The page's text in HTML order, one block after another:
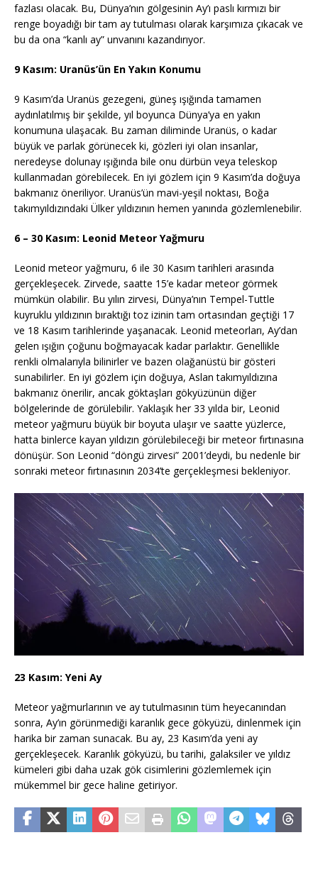
fazlası olacak. Bu, Dünya’nın gölgesinin Ay’ı paslı kırmızı bir
renge boyadığı bir tam ay tutulması olarak karşımıza çıkacak ve
bu da ona “kanlı ay” unvanını kazandırıyor.
9 Kasım: Uranüs’ün En Yakın Konumu
9 Kasım’da Uranüs gezegeni, güneş ışığında tamamen
aydınlatılmış bir şekilde, yıl boyunca Dünya’ya en yakın
konumuna ulaşacak. Bu zaman diliminde Uranüs, o kadar
büyük ve parlak görünecek ki, gözleri iyi olan insanlar,
neredeyse dolunay ışığında bile onu dürbün veya teleskop
kullanmadan görebilecek. En iyi gözlem için 9 Kasım’da doğuya
bakmanız öneriliyor. Uranüs’ün mavi-yeşil noktası, Boğa
takımyıldızındaki Ülker yıldızının hemen yanında gözlemlenebilir.
6 – 30 Kasım: Leonid Meteor Yağmuru
Leonid meteor yağmuru, 6 ile 30 Kasım tarihleri arasında
gerçekleşecek. Zirvede, saatte 15’e kadar meteor görmek
mümkün olabilir. Bu yılın zirvesi, Dünya’nın Tempel-Tuttle
kuyruklu yıldızının bıraktığı toz izinin tam ortasından geçtiği 17
ve 18 Kasım tarihlerinde yaşanacak. Leonid meteorları, Ay’dan
gelen ışığın çoğunu boğmayacak kadar parlaktır. Genellikle
renkli olmalarıyla bilinirler ve bazen olağanüstü bir gösteri
sunabilirler. En iyi gözlem için doğuya, Aslan takımyıldızına
bakmanız önerilir, ancak göktaşları gökyüzünün diğer
bölgelerinde de görülebilir. Yaklaşık her 33 yılda bir, Leonid
meteor yağmuru büyük bir boyuta ulaşır ve saatte yüzlerce,
hatta binlerce kayan yıldızın görülebileceği bir meteor fırtınasına
dönüşür. Son Leonid “döngü zirvesi” 2001’deydi, bu nedenle bir
sonraki meteor fırtınasının 2034’te gerçekleşmesi bekleniyor.
23 Kasım: Yeni Ay
Meteor yağmurlarının ve ay tutulmasının tüm heyecanından
sonra, Ay’ın görünmediği karanlık gece gökyüzü, dinlenmek için
harika bir zaman sunacak. Bu ay, 23 Kasım’da yeni ay
gerçekleşecek. Karanlık gökyüzü, bu tarihi, galaksiler ve yıldız
kümeleri gibi daha uzak gök cisimlerini gözlemlemek için
mükemmel bir gece haline getiriyor.